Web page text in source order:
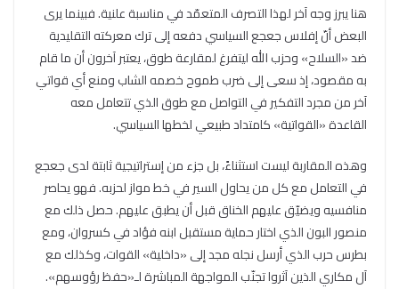
هنا يبرز وجه آخر لهذا التصرف المتعمّد في مناسبة علنية. فبينما يرى
البعض أنّ إفلاس جعجع السياسي دفعه إلى ترك معركته التقليدية
ضد «السلاح» وحزب الله ليتفرغ لمقارعة طوق، يعتبر آخرون أن ما قام
به مقصود، إذ سعى إلى ضرب طموح خصمه الشاب ومنع أي قواتي
آخر من مجرد التفكير في التواصل مع طوق الذي تتعامل معه
القاعدة «القواتية» كامتداد طبيعي لخطها السياسي.
وهذه المقاربة ليست استثناءً، بل جزء من إستراتيجية ثابتة لدى جعجع
في التعامل مع كل من يحاول السير في خط مواز لحزبه. فهو يحاصر
منافسيه ويضيّق عليهم الخناق قبل أن يطبق عليهم. حصل ذلك مع
منصور البون الذي اختار حماية مستقبل ابنه فؤاد في كسروان، ومع
بطرس حرب الذي أرسل نجله مجد إلى «داخلية» القوات، وكذلك مع
آل مكاري الذين آثروا تجنّب المواجهة المباشرة لـ«حفظ رؤوسهم».